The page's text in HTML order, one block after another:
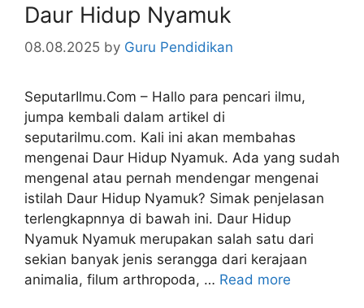
Daur Hidup Nyamuk
08.08.2025 by Guru Pendidikan
SeputarIlmu.Com – Hallo para pencari ilmu,
jumpa kembali dalam artikel di
seputarilmu.com. Kali ini akan membahas
mengenai Daur Hidup Nyamuk. Ada yang sudah
mengenal atau pernah mendengar mengenai
istilah Daur Hidup Nyamuk? Simak penjelasan
terlengkapnnya di bawah ini. Daur Hidup
Nyamuk Nyamuk merupakan salah satu dari
sekian banyak jenis serangga dari kerajaan
animalia, filum arthropoda, … Read more